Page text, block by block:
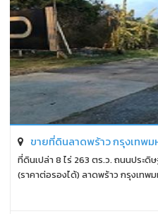
ขายที่ดินลาดพร้าว กรุงเทพม
ที่ดินเปล่า 8 ไร่ 263 ตร.ว. ถนนประ
(ราคาต่อรองได้) ลาดพร้าว กรุงเทพ